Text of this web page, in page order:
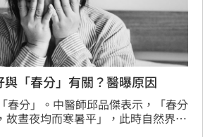
「春分」有關？醫曝原因
春分」。中醫師邱品傑表示，「春分
故晝夜均而寒暑平」，此時自然界的